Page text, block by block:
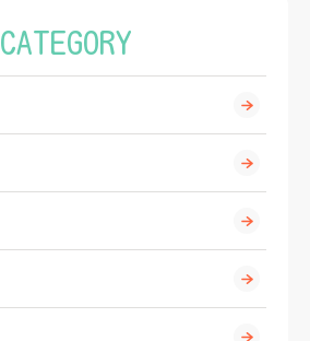
CATEGORY